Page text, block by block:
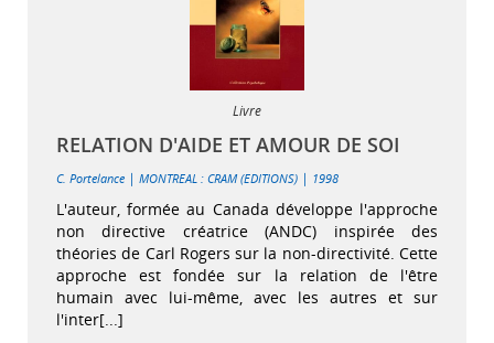
Livre
RELATION D'AIDE ET AMOUR DE SOI
C. Portelance | MONTREAL : CRAM (EDITIONS) | 1998
L'auteur, formée au Canada développe l'approche
non directive créatrice (ANDC) inspirée des
théories de Carl Rogers sur la non-directivité. Cette
approche est fondée sur la relation de l'être
humain avec lui-même, avec les autres et sur
l'inter[...]